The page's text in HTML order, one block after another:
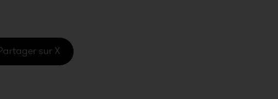
sur X